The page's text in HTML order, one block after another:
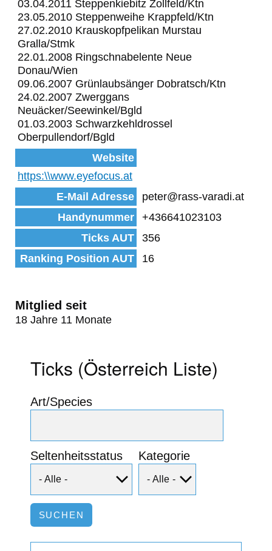
03.04.2011 Steppenkiebitz Zollfeld/Ktn
23.05.2010 Steppenweihe Krappfeld/Ktn
27.02.2010 Krauskopfpelikan Murstau
Gralla/Stmk
22.01.2008 Ringschnabelente Neue
Donau/Wien
09.06.2007 Grünlaubsänger Dobratsch/Ktn
24.02.2007 Zwerggans
Neuäcker/Seewinkel/Bgld
01.03.2003 Schwarzkehldrossel
Oberpullendorf/Bgld
Website
https:\\www.eyefocus.at
E-Mail Adresse
peter@rass-varadi.at
Handynummer
+436641023103
Ticks AUT
356
Ranking Position AUT
16
Mitglied seit
18 Jahre 11 Monate
Ticks (Österreich Liste)
Art/Species
Seltenheitsstatus Kategorie